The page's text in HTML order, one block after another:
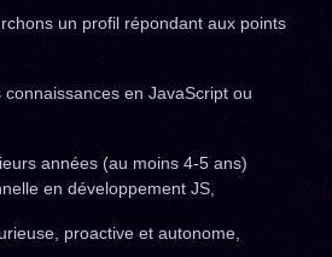
un profil répondant aux points
en JavaScript ou
années (au moins 4-5 ans)
en développement JS,
proactive et autonome,